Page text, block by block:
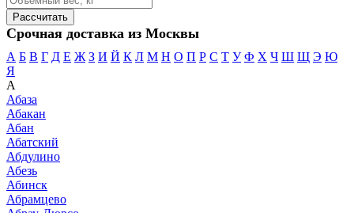
Срочная доставка из Москвы
А Б В Г Д Е Ж З И Й К Л М Н О П Р С Т У Ф Х Ч Ш Щ Э Ю
Я
А
Абаза
Абакан
Абан
Абатский
Абдулино
Абезь
Абинск
Абрамцево